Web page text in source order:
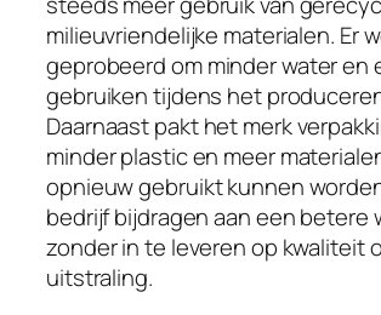
milieuvriendelijke materialen. Er
geprobeerd om minder water en
gebruiken tijdens het
Daarnaast pakt het merk
minder plastic en meer
opnieuw gebruikt kunnen
bedrijf bijdragen aan een betere
zonder in te leveren op kwaliteit
uitstraling.